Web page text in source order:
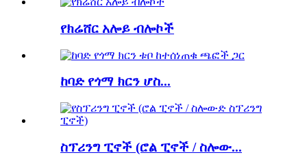
የክሬሸር አሎይ ብሎኮች
ከባድ የጎማ ክርን ሆስ...
ስፕሪንግ ፒኖች (ሮል ፒኖች / ስሎው...